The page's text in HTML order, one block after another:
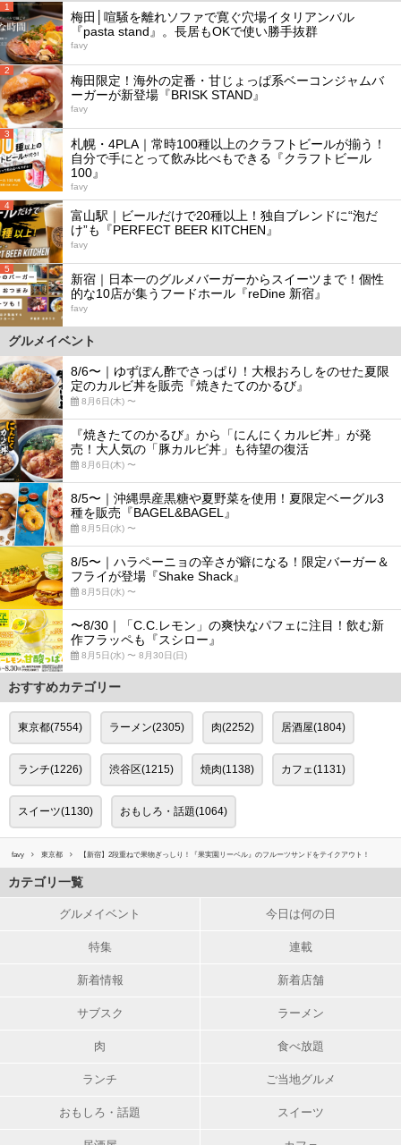
1
梅田│喧騒を離れソファで寛ぐ穴場イタリアンバル
『pasta stand』。長居もOKで使い勝手抜群
favy
2
梅田限定！海外の定番・甘じょっぱ系ベーコンジャムバ
ーガーが新登場『BRISK STAND』
favy
3
札幌・4PLA｜常時100種以上のクラフトビールが揃う！
自分で手にとって飲み比べもできる『クラフトビール
100』
favy
4
富山駅｜ビールだけで20種以上！独自ブレンドに“泡だ
け”も『PERFECT BEER KITCHEN』
favy
5
新宿｜日本一のグルメバーガーからスイーツまで！個性
的な10店が集うフードホール『reDine 新宿』
favy
グルメイベント
8/6〜｜ゆずぽん酢でさっぱり！大根おろしをのせた夏限
定のカルビ丼を販売『焼きたてのかるび』
8月6日(木) 〜
『焼きたてのかるび』から「にんにくカルビ丼」が発
売！大人気の「豚カルビ丼」も待望の復活
8月6日(木) 〜
8/5〜｜沖縄県産黒糖や夏野菜を使用！夏限定ベーグル3
種を販売『BAGEL&BAGEL』
8月5日(水) 〜
8/5〜｜ハラペーニョの辛さが癖になる！限定バーガー＆
フライが登場『Shake Shack』
8月5日(水) 〜
〜8/30｜「C.C.レモン」の爽快なパフェに注目！飲む新
作フラッペも『スシロー』
8月5日(水) 〜 8月30日(日)
おすすめカテゴリー
東京都(7554) ラーメン(2305) 肉(2252) 居酒屋(1804)
ランチ(1226) 渋谷区(1215) 焼肉(1138) カフェ(1131)
スイーツ(1130) おもしろ・話題(1064)
favy 東京都 【新宿】2段重ねで果物ぎっしり！『果実園リーベル』のフルーツサンドをテイクアウト！
カテゴリ一覧
グルメイベント 今日は何の日
特集 連載
新着情報 新着店舗
サブスク ラーメン
肉 食べ放題
ランチ ご当地グルメ
おもしろ・話題 スイーツ